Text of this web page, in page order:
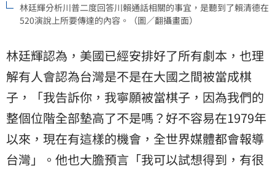
林廷輝分析川普二度回答川賴通話相關的事宜，是聽到了賴清德在
520演說上所要傳達的內容。（圖／翻攝畫面）
林廷輝認為，美國已經安排好了所有劇本，也理
解有人會認為台灣是不是在大國之間被當成棋
子，「我告訴你，我寧願被當棋子，因為我們的
整個位階全部墊高了不是嗎？好不容易在1979年
以來，現在有這樣的機會，全世界媒體都會報導
台灣」。他也大膽預言「我可以試想得到，有很